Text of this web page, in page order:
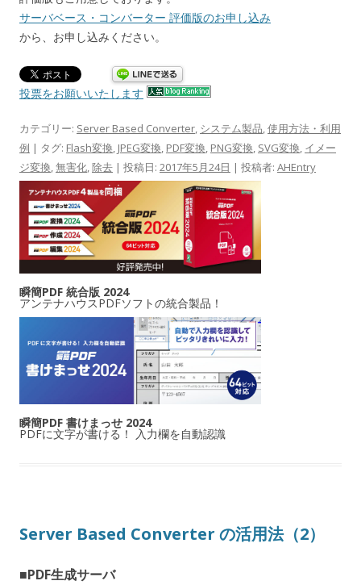
サーバベース・コンバーター 評価版のお申し込み
から、お申し込みください。
投票をお願いいたします
カテゴリー: Server Based Converter, システム製品,使用方法・利用
例 | タグ: Flash変換, JPEG変換, PDF変換, PNG変換, SVG変換, イメー
ジ変換,無害化,除去 | 投稿日: 2017年5月24日 | 投稿者: AHEntry
瞬簡PDF 統合版 2024
アンテナハウスPDFソフトの統合製品！
瞬簡PDF 書けまっせ 2024
PDFに文字が書ける！ 入力欄を自動認識
Server Based Converter の活用法（2）
■PDF生成サーバ